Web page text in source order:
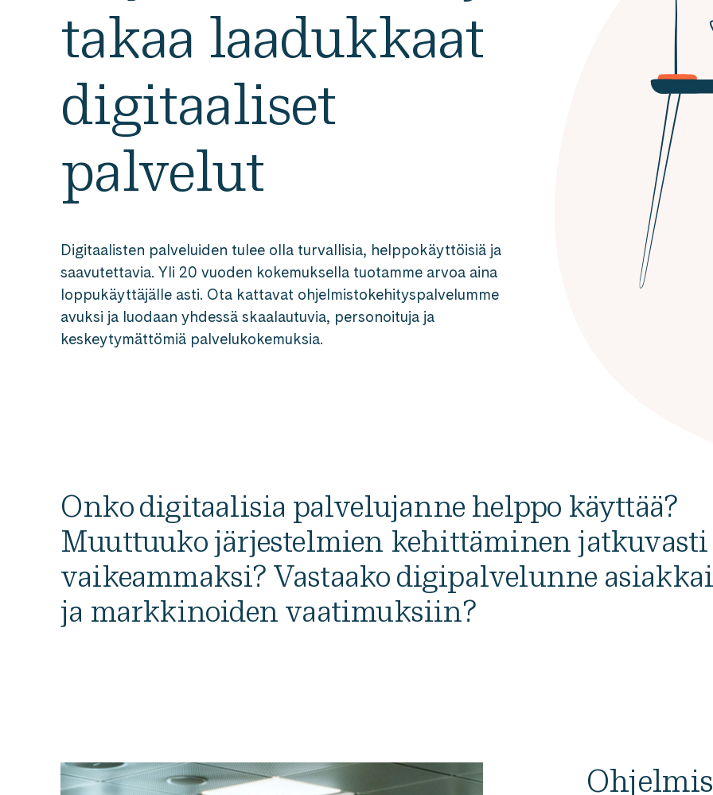
takaa laadukkaat
digitaaliset
palvelut
Digitaalisten palveluiden tulee olla turvallisia, helppokäyttöisiä ja
saavutettavia. Yli 20 vuoden kokemuksella tuotamme arvoa aina
loppukäyttäjälle asti. Ota kattavat ohjelmistokehityspalvelumme
avuksi ja luodaan yhdessä skaalautuvia, personoituja ja
keskeytymättömiä palvelukokemuksia.
Onko digitaalisia palvelujanne helppo käyttää?
Muuttuuko järjestelmien kehittäminen jatkuvasti
vaikeammaksi? Vastaako digipalvelunne
ja markkinoiden vaatimuksiin?